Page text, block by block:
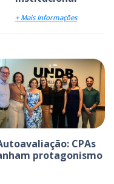
+ Mais Informações
CPAs
protagonismo